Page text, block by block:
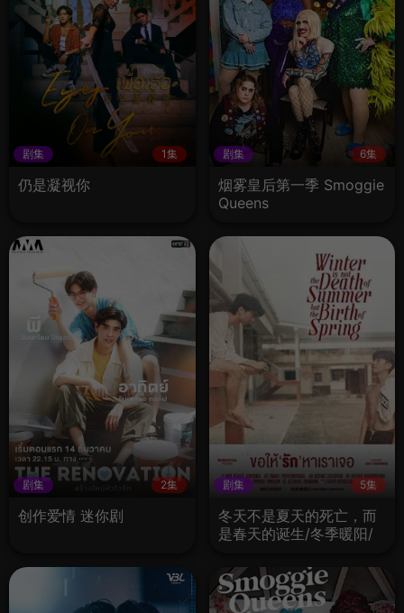
剧集 1集
仍是凝视你
剧集 6集
烟雾皇后第一季 Smoggie
Queens
剧集 2集
创作爱情 迷你剧
剧集 5集
冬天不是夏天的死亡，而
是春天的诞生/冬季暖阳/